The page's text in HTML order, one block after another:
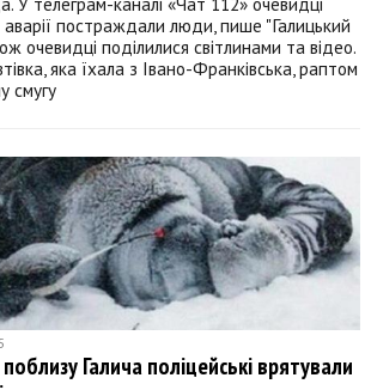
постраждали люди, пише "Галицький
очевидці поділилися світлинами та відео.
яка їхала з Івано-Франківська, раптом
смугу
Галича поліцейські врятували